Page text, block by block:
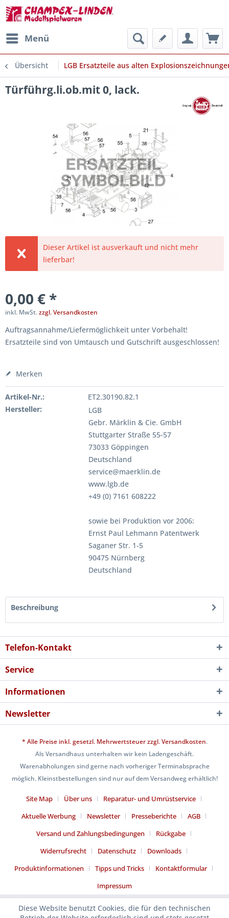
Menü
Übersicht LGB Ersatzteile aus alten
Türführg.li.ob.mit 0, lack.
Dieser Artikel ist ausverkauft und nicht mehr
lieferbar!
0,00 € *
inkl. MwSt.zzgl. Versandkosten
Auftragsannahme/Liefermöglichkeit unter Vorbehalt!
Ersatzteile sind von Umtausch und Gutschrift ausgeschlossen!
Merken
Artikel-Nr.:
ET2.30190.82.1
Hersteller:
LGB
Gebr. Märklin & Cie. GmbH
Stuttgarter Straße 55-57
73033 Göppingen
Deutschland
service@maerklin.de
www.lgb.de
+49 (0) 7161 608222
sowie bei Produktion vor 2006:
Ernst Paul Lehmann Patentwerk
Saganer Str. 1-5
90475 Nürnberg
Deutschland
Beschreibung
Telefon-Kontakt
Service
Informationen
Newsletter
* Alle Preise inkl. gesetzl. Mehrwertsteuer zzgl.Versandkosten.
Als Versandhaus unterhalten wir kein Ladengeschäft.
Warenabholungen sind gerne nach vorheriger Terminabsprache
möglich. Kleinstbestellungen sind nur auf dem Versandweg erhältlich!
Site Map Über uns
Reparatur- und Umrüstservice
Aktuelle Werbung
Newsletter Presseberichte
AGB
Versand und Zahlungsbedingungen
Rückgabe
Widerrufsrecht
Datenschutz
Downloads
Produktinformationen
Tipps und Tricks
Kontaktformular
Impressum
Diese Website benutzt Cookies, die für den technischen